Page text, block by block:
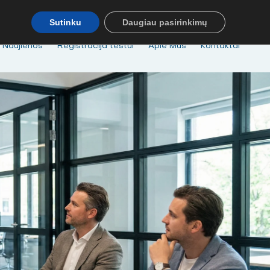
Naujienos Registracija testui Apie Mus Kontaktai
Sutinku Daugiau pasirinkimų